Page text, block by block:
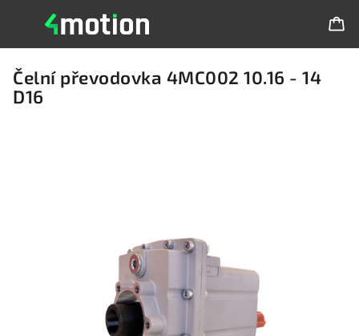
Čelní převodovka 4MC002 10.16 - 14
D16